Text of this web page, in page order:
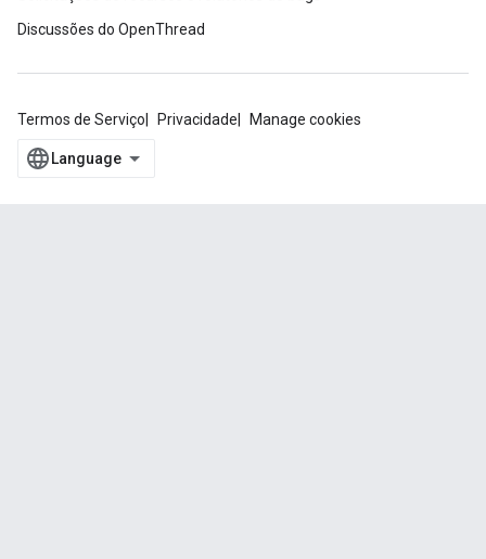
Discussões do OpenThread
Termos de Serviço Privacidade Manage cookies